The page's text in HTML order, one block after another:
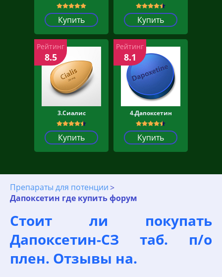
Купить Купить
3.Сиалис
Купить
Рейтинг
8.5
4.Дапоксетин
Купить
Рейтинг
8.1
Препараты для потенции
Дапоксетин где купить форум
Стоит ли покупать
Дапоксетин-СЗ таб. п/о
плен. Отзывы на.